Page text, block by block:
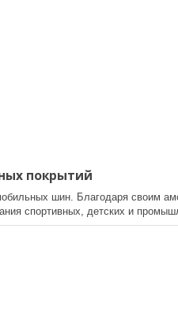
покрытий
шин. Благодаря своим
спортивных, детских и